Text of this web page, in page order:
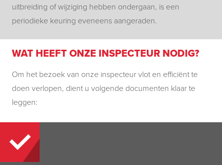
uitbreiding of wijziging hebben ondergaan, is een
periodieke keuring eveneens aangeraden.
WAT HEEFT ONZE INSPECTEUR NODIG?
Om het bezoek van onze inspecteur vlot en efficiënt te
doen verlopen, dient u volgende documenten klaar te
leggen: